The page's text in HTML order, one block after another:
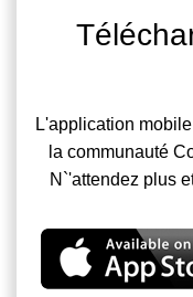
L'application
la communauté
N`'attendez plus